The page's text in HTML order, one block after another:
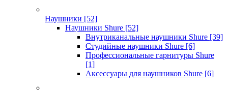
Наушники [52]
Наушники Shure [52]
Внутриканальные наушники Shure [39]
Студийные наушники Shure [6]
Профессиональные гарнитуры Shure
[1]
Аксессуары для наушников Shure [6]